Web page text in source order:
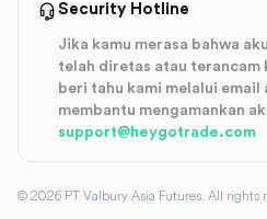
Security Hotline
Jika kamu merasa bahwa
telah diretas atau terancam
beri tahu kami melalui email
membantu mengamankan
support@heygotrade.com
© 2026 PT Valbury Asia Futures. All rights